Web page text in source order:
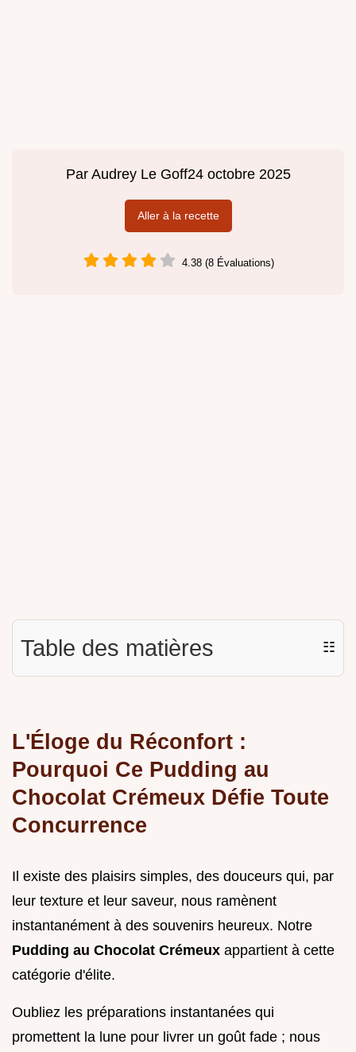
Par Audrey Le Goff24 octobre 2025
Aller à la recette
4.38 (8 Évaluations)
Table des matières ☷
L'Éloge du Réconfort :
Pourquoi Ce Pudding au
Chocolat Crémeux Défie Toute
Concurrence
Il existe des plaisirs simples, des douceurs qui, par
leur texture et leur saveur, nous ramènent
instantanément à des souvenirs heureux. Notre
Pudding au Chocolat Crémeux appartient à cette
catégorie d'élite.
Oubliez les préparations instantanées qui
promettent la lune pour livrer un goût fade ; nous